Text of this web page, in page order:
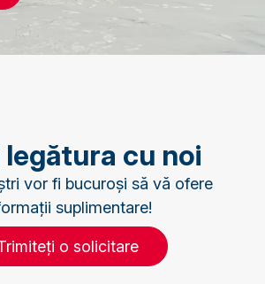
cu noi
vor fi bucuroși să vă ofere
suplimentare!
o solicitare